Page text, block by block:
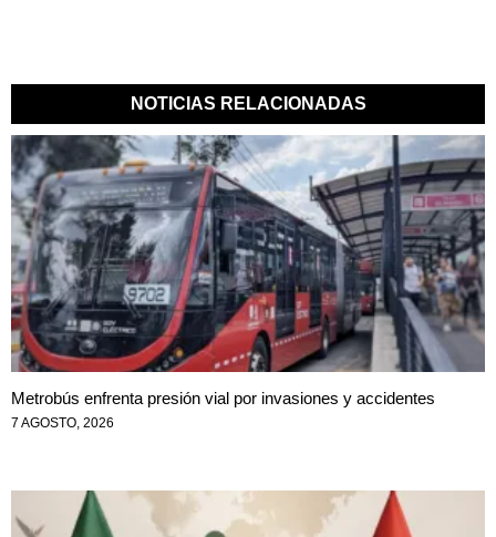
NOTICIAS RELACIONADAS
Metrobús enfrenta presión vial por invasiones y accidentes
7 AGOSTO, 2026